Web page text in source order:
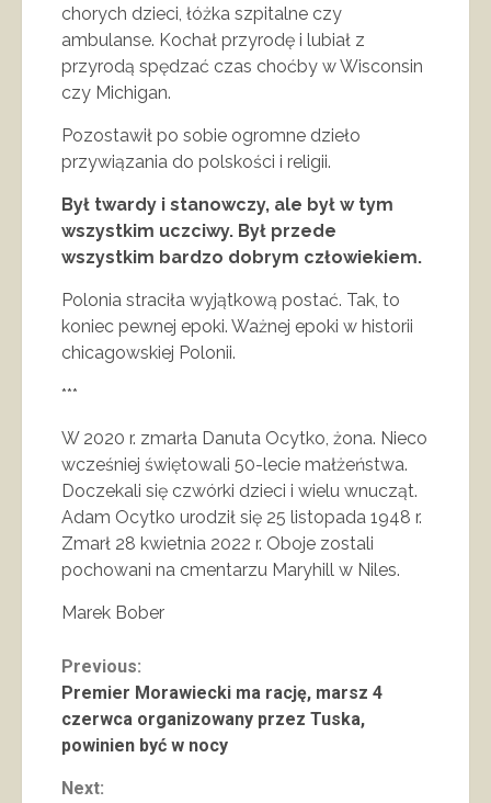
chorych dzieci, łóżka szpitalne czy
ambulanse. Kochał przyrodę i lubiał z
przyrodą spędzać czas choćby w Wisconsin
czy Michigan.
Pozostawił po sobie ogromne dzieło
przywiązania do polskości i religii.
Był twardy i stanowczy, ale był w tym
wszystkim uczciwy. Był przede
wszystkim bardzo dobrym człowiekiem.
Polonia straciła wyjątkową postać. Tak, to
koniec pewnej epoki. Ważnej epoki w historii
chicagowskiej Polonii.
***
W 2020 r. zmarła Danuta Ocytko, żona. Nieco
wcześniej świętowali 50-lecie małżeństwa.
Doczekali się czwórki dzieci i wielu wnucząt.
Adam Ocytko urodził się 25 listopada 1948 r.
Zmarł 28 kwietnia 2022 r. Oboje zostali
pochowani na cmentarzu Maryhill w Niles.
Marek Bober
Continue
Reading
Previous:
Premier Morawiecki ma rację, marsz 4
czerwca organizowany przez Tuska,
powinien być w nocy
Next: